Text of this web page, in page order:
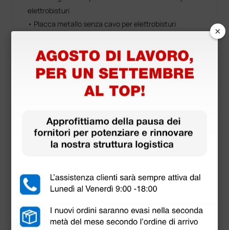
elettrobisturi
• Placca metallo senza cavo per elettrobisturi
lunghezza 10 cm
• Set 10 elettrodi autoclavabili per elettrobisturi -
lunghezza 5 cm
• Spugnetta pulisci elettrodi per elettrobisturi
Dotazione standard
• 1 elettrodo neutro acciaio MB
• 1 kit da 6 elettrodi assortiti, lunghezza 5 cm
(elettrodo a palla retto, a palla angolato, a cappio
retto, ad ansa retto Ø 8 mm, angolato a filo fine, a filo
×